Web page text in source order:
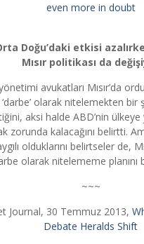
even more in doubt
Doğu’daki etkisi
Mısır politikası da
avukatları Mısır’da
‘darbe’ olarak nitelemekten bir
aksi halde ABD’nin ülkeye
zorunda kalacağını belirtti.
olduklarını belirtseler de,
olarak nitelememe planını
~~~
Journal, 30 Temmuz 2013,
Debate Heralds Shift